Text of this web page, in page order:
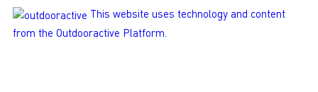
This website uses technology and content
from the Outdooractive Platform.